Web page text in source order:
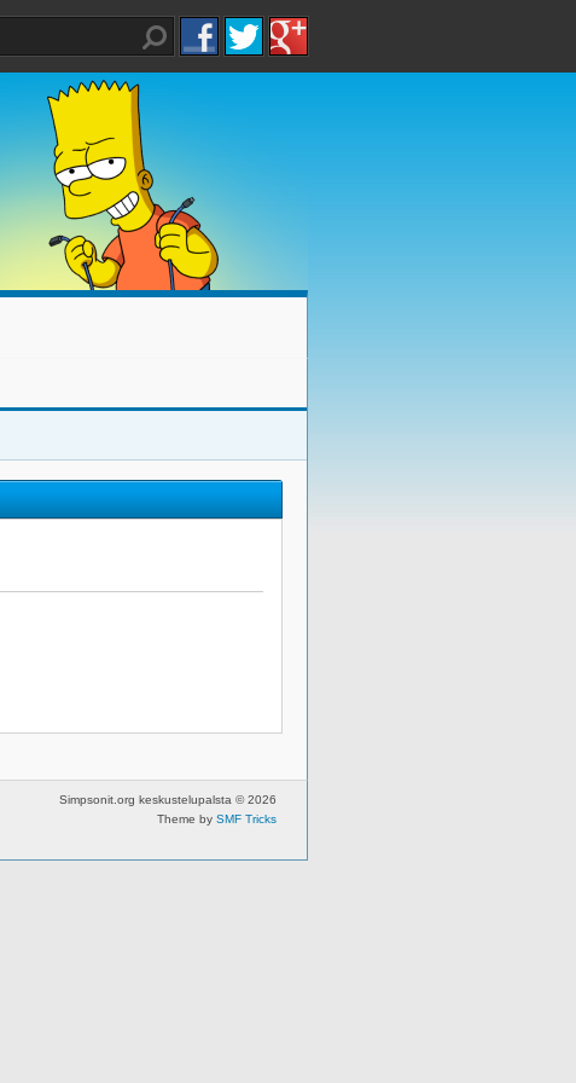
Simpsonit.org keskustelupalsta © 2026
Theme by SMF Tricks